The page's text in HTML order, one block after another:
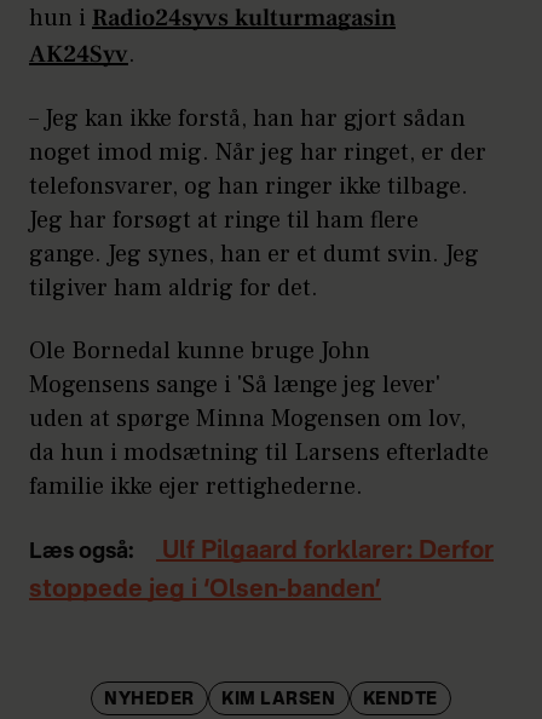
hun i Radio24syvs kulturmagasin
AK24Syv.
– Jeg kan ikke forstå, han har gjort sådan
noget imod mig. Når jeg har ringet, er der
telefonsvarer, og han ringer ikke tilbage.
Jeg har forsøgt at ringe til ham flere
gange. Jeg synes, han er et dumt svin. Jeg
tilgiver ham aldrig for det.
Ole Bornedal kunne bruge John
Mogensens sange i 'Så længe jeg lever'
uden at spørge Minna Mogensen om lov,
da hun i modsætning til Larsens efterladte
familie ikke ejer rettighederne.
Læs også:
Ulf Pilgaard forklarer: Derfor
stoppede jeg i ‘Olsen-banden’
NYHEDER KIM LARSEN KENDTE